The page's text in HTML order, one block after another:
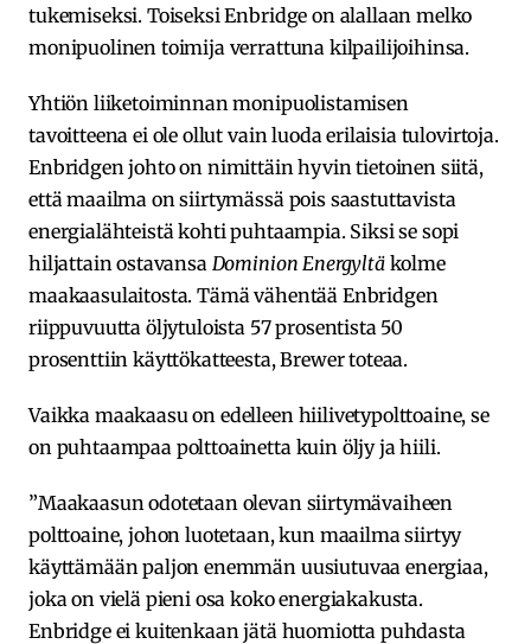
tukemiseksi. Toiseksi Enbridge on alallaan melko
monipuolinen toimija verrattuna kilpailijoihinsa.
Yhtiön liiketoiminnan monipuolistamisen
tavoitteena ei ole ollut vain luoda erilaisia tulovirtoja.
Enbridgen johto on nimittäin hyvin tietoinen siitä,
että maailma on siirtymässä pois saastuttavista
energialähteistä kohti puhtaampia. Siksi se sopi
hiljattain ostavansa Dominion Energyltäkolme
maakaasulaitosta. Tämä vähentää Enbridgen
riippuvuutta öljytuloista 57 prosentista 50
prosenttiin käyttökatteesta, Brewer toteaa.
Vaikka maakaasu on edelleen hiilivetypolttoaine, se
on puhtaampaa polttoainetta kuin öljy ja hiili.
”Maakaasun odotetaan olevan siirtymävaiheen
polttoaine, johon luotetaan, kun maailma siirtyy
käyttämään paljon enemmän uusiutuvaa energiaa,
joka on vielä pieni osa koko energiakakusta.
Enbridge ei kuitenkaan jätä huomiotta puhdasta